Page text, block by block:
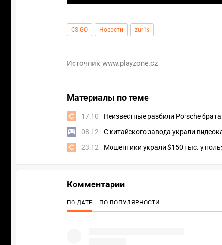
CS:GO Новости zur1s
Источник www.playzone.cz
Материалы по теме
17.10 Неизвестные разбили Porsche
08.12 С китайского завода украли
23.12 Мошенники украли $150 тыс. у
Комментарии
ПО ДАТЕ ПО ПОПУЛЯРНОСТИ